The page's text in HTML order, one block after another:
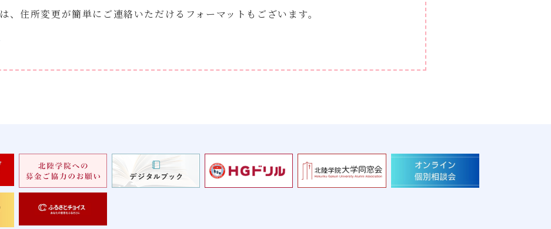
、住所変更が簡単にご連絡いただけるフォーマットもございます。